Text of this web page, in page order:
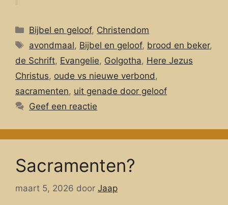
Categorieën
Bijbel en geloof, Christendom
Tags
avondmaal, Bijbel en geloof, brood en beker,
de Schrift, Evangelie, Golgotha, Here Jezus
Christus, oude vs nieuwe verbond,
sacramenten, uit genade door geloof
Geef een reactie
Sacramenten?
maart 5, 2026 door Jaap